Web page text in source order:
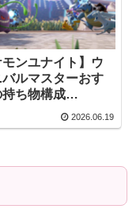
モンユナイト】ウ
バルマスターおす
ち物構成
UNITE】
2026.06.19